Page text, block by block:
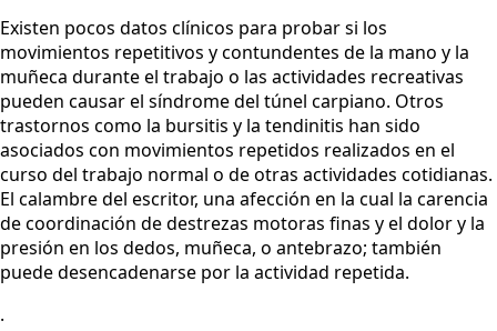
Existen pocos datos clínicos para probar si los
movimientos repetitivos y contundentes de la mano y la
muñeca durante el trabajo o las actividades recreativas
pueden causar el síndrome del túnel carpiano. Otros
trastornos como la bursitis y la tendinitis han sido
asociados con movimientos repetidos realizados en el
curso del trabajo normal o de otras actividades cotidianas.
El calambre del escritor, una afección en la cual la carencia
de coordinación de destrezas motoras finas y el dolor y la
presión en los dedos, muñeca, o antebrazo; también
puede desencadenarse por la actividad repetida.
.